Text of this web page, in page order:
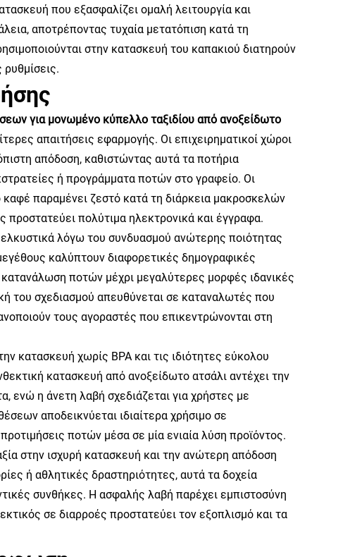
που εξασφαλίζει ομαλή λειτουργία και
αποτρέποντας τυχαία μετατόπιση κατά τη
στην κατασκευή του καπακιού διατηρούν
για μονωμένο κύπελλο ταξιδίου από ανοξείδωτο
απαιτήσεις εφαρμογής. Οι επιχειρηματικοί χώροι
απόδοση, καθιστώντας αυτά τα ποτήρια
ή προγράμματα ποτών στο γραφείο. Οι
παραμένει ζεστό κατά τη διάρκεια μακροσκελών
πολύτιμα ηλεκτρονικά και έγγραφα.
ελκυστικά λόγω του συνδυασμού ανώτερης ποιότητας
καλύπτουν διαφορετικές δημογραφικές
ποτών μέχρι μεγαλύτερες μορφές ιδανικές
του σχεδιασμού απευθύνεται σε καταναλωτές που
τους αγοραστές που επικεντρώνονται στη
κατασκευή χωρίς BPA και τις ιδιότητες εύκολου
κατασκευή από ανοξείδωτο ατσάλι αντέχει την
ενώ η άνετη λαβή σχεδιάζεται για χρήστες με
αποδεικνύεται ιδιαίτερα χρήσιμο σε
ποτών μέσα σε μία ενιαία λύση προϊόντος.
στην ισχυρή κατασκευή και την ανώτερη απόδοση
ή αθλητικές δραστηριότητες, αυτά τα δοχεία
συνθήκες. Η ασφαλής λαβή παρέχει εμπιστοσύνη
σε διαρροές προστατεύει τον εξοπλισμό και τα